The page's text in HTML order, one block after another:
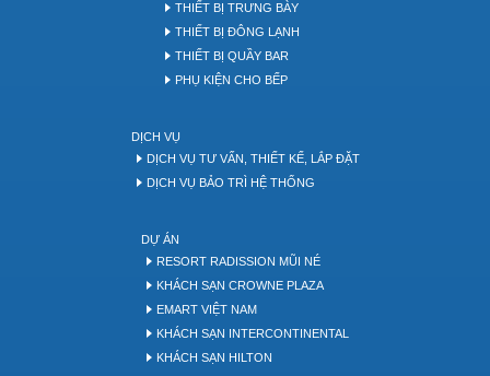
THIẾT BỊ TRƯNG BÀY
THIẾT BỊ ĐÔNG LẠNH
THIẾT BỊ QUẦY BAR
PHỤ KIỆN CHO BẾP
DỊCH VỤ
DỊCH VỤ TƯ VẤN, THIẾT KẾ, LẮP ĐẶT
DỊCH VỤ BẢO TRÌ HỆ THỐNG
DỰ ÁN
RESORT RADISSION MŨI NÉ
KHÁCH SẠN CROWNE PLAZA
EMART VIỆT NAM
KHÁCH SẠN INTERCONTINENTAL
KHÁCH SẠN HILTON